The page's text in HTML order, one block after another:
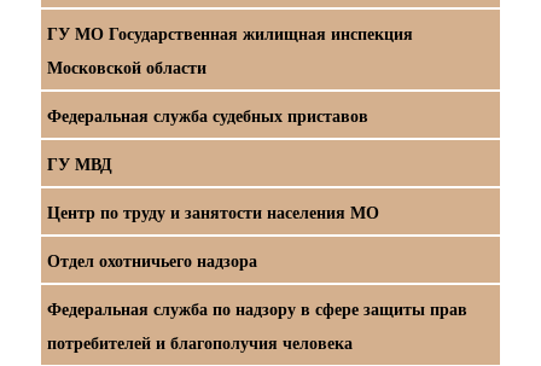
ГУ МО Государственная жилищная инспекция
Московской области
Федеральная служба судебных приставов
ГУ МВД
Центр по труду и занятости населения МО
Отдел охотничьего надзора
Федеральная служба по надзору в сфере защиты прав
потребителей и благополучия человека